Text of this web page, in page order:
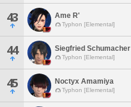
43 Ame R'
Typhon [Elemental]
44 Siegfried Schumacher
Typhon [Elemental]
45 Noctyx Amamiya
Typhon [Elemental]